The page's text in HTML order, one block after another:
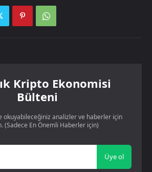
Kripto Ekonomisi
Bülteni
okuyabileceğiniz analizler ve haberler için
(Sadece En Önemli Haberler için)
Üye ol